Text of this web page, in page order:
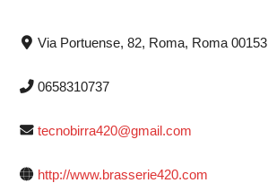
Via Portuense, 82, Roma, Roma 00153
0658310737
tecnobirra420@gmail.com
http://www.brasserie420.com